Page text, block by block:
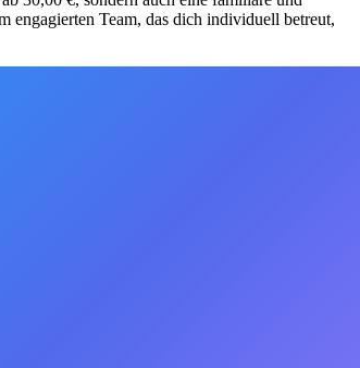
engagierten Team, das dich individuell betreut,